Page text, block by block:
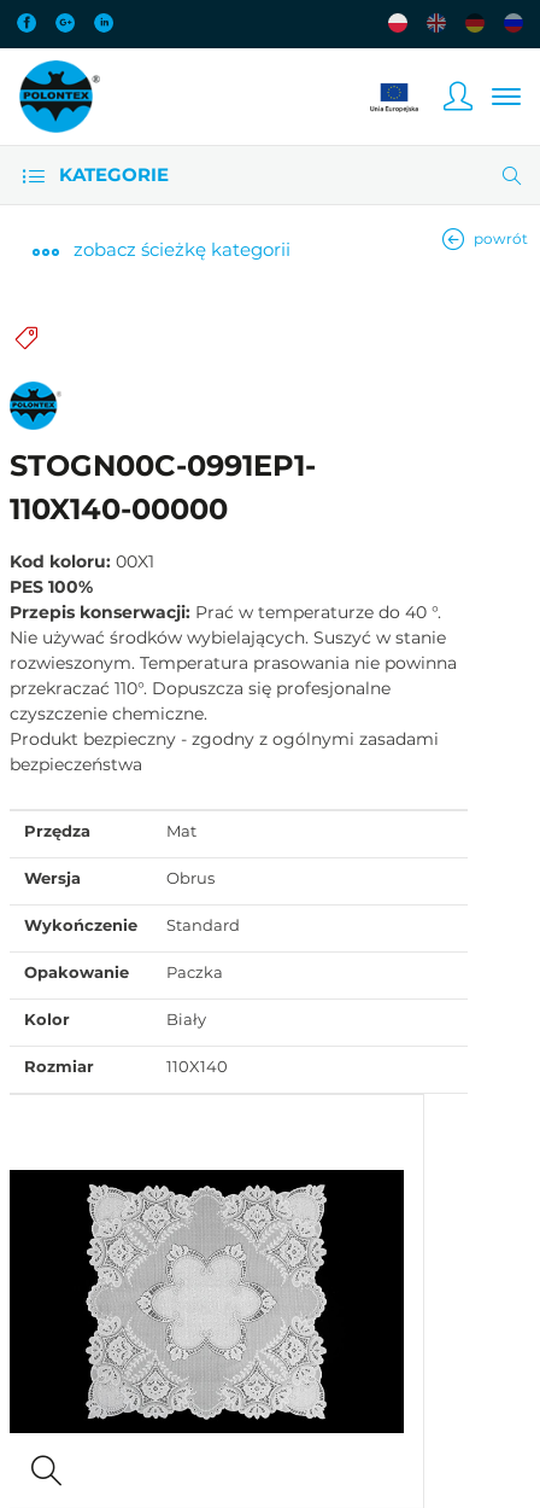
KATEGORIE
zobacz ścieżkę kategorii powrót
STOGN00C-0991EP1-
110X140-00000
Kod koloru: 00X1
PES 100%
Przepis konserwacji: Prać w temperaturze do 40 °.
Nie używać środków wybielających. Suszyć w stanie
rozwieszonym. Temperatura prasowania nie powinna
przekraczać 110°. Dopuszcza się profesjonalne
czyszczenie chemiczne.
Produkt bezpieczny - zgodny z ogólnymi zasadami
bezpieczeństwa
Przędza Mat
Wersja Obrus
Wykończenie Standard
Opakowanie Paczka
Kolor Biały
Rozmiar 110X140